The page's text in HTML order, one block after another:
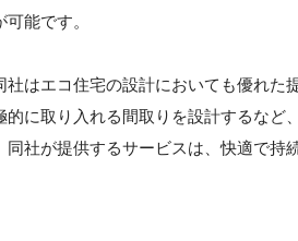
能です。
社はエコ住宅の設計においても優れた
的に取り入れる間取りを設計するなど
同社が提供するサービスは、快適で持